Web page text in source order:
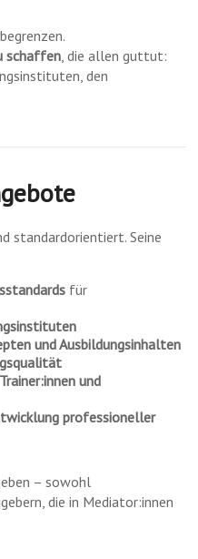
schaffen, die allen guttut:
den
standardorientiert. Seine
für
und Ausbildungsinhalten
und
professioneller
– sowohl
die in Mediator:innen